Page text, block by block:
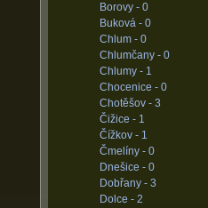
Borovy - 0
Buková - 0
Chlum - 0
Chlumčany - 0
Chlumy - 1
Chocenice - 0
Chotěšov - 3
Čižice - 1
Čížkov - 1
Čmelíny - 0
Dnešice - 0
Dobřany - 3
Dolce - 2